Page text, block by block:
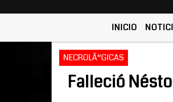
INICIO
NECROLÃ“GICAS
Falleció